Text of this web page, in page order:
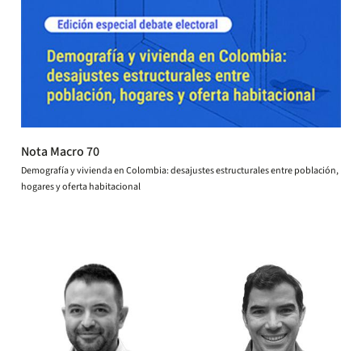
Nota Macro 70
Demografía y vivienda en Colombia: desajustes estructurales entre población,
hogares y oferta habitacional